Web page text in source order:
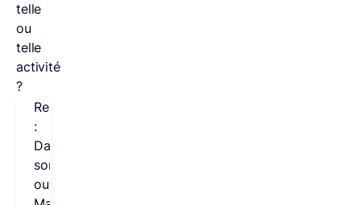
telle
ou
telle
activité
?
Remarque
:
Dans
son
ouvrage,